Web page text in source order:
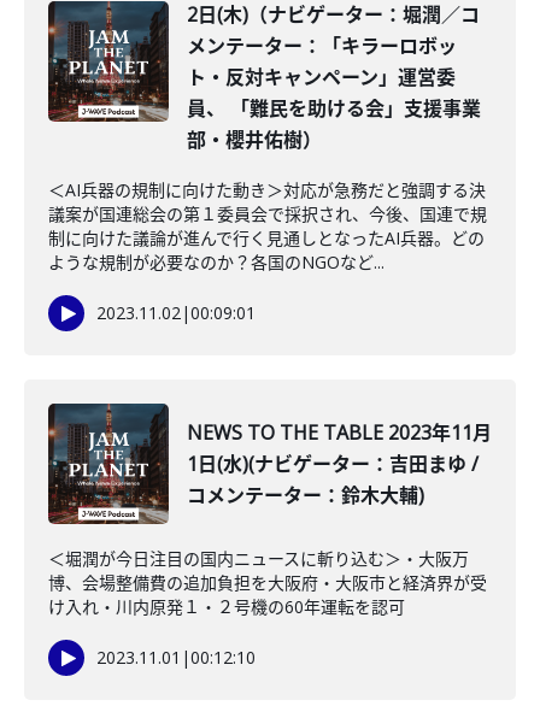
2日(木)（ナビゲーター：堀潤／コ
メンテーター：「キラーロボッ
ト・反対キャンペーン」運営委
員、 「難民を助ける会」支援事業
部・櫻井佑樹）
＜AI兵器の規制に向けた動き＞対応が急務だと強調する決
議案が国連総会の第１委員会で採択され、今後、国連で規
制に向けた議論が進んで行く見通しとなったAI兵器。どの
ような規制が必要なのか？各国のNGOなど...
2023.11.02|00:09:01
NEWS TO THE TABLE 2023年11月
1日(水)(ナビゲーター：吉田まゆ /
コメンテーター：鈴木大輔)
＜堀潤が今日注目の国内ニュースに斬り込む＞・大阪万
博、会場整備費の追加負担を大阪府・大阪市と経済界が受
け入れ・川内原発１・２号機の60年運転を認可
2023.11.01 |00:12:10